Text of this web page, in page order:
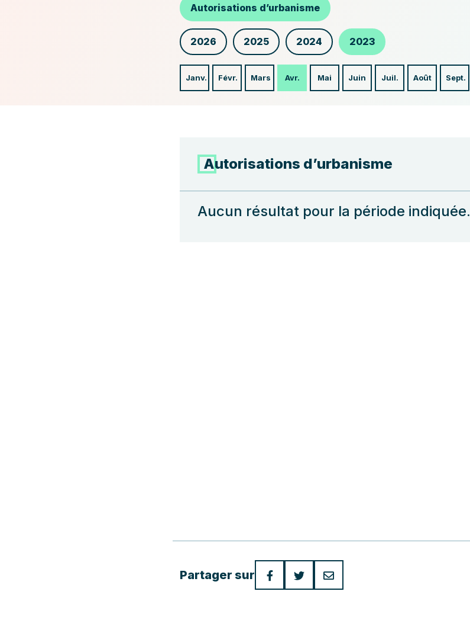
Autorisations d’urbanisme
2026 2025 2024 2023
Janv. Févr. Mars Avr. Mai Juin Juil. Août Sept.
Autorisations d’urbanisme
Aucun résultat pour la période indiquée.
Partager sur